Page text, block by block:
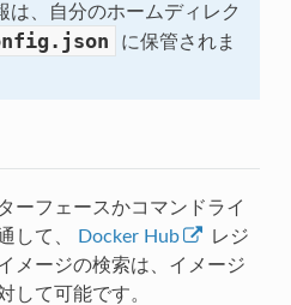
は、自分のホームディレク
に保管されま
ーフェースかコマンドライ
して、
Docker Hub
レジ
メージの検索は、イメージ
して可能です。